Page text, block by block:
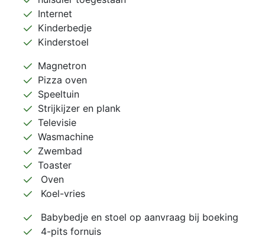
Internet
Kinderbedje
Kinderstoel
Magnetron
Pizza oven
Speeltuin
Strijkijzer en plank
Televisie
Wasmachine
Zwembad
Toaster
Oven
Koel-vries
Babybedje en stoel op aanvraag bij boeking
4-pits fornuis